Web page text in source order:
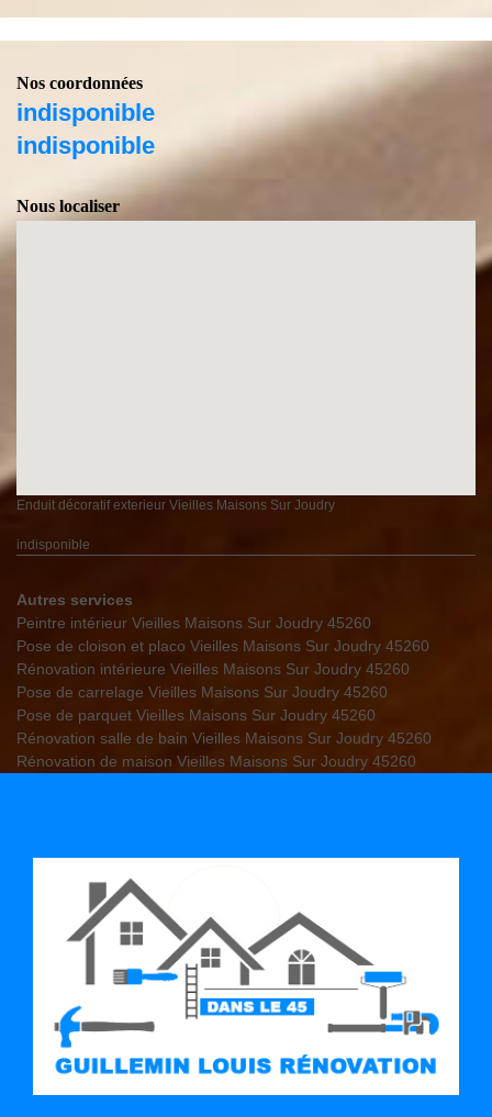
Nos coordonnées
indisponible
indisponible
Nous localiser
Enduit décoratif exterieur Vieilles Maisons Sur Joudry
indisponible
Autres services
Peintre intérieur Vieilles Maisons Sur Joudry 45260
Pose de cloison et placo Vieilles Maisons Sur Joudry 45260
Rénovation intérieure Vieilles Maisons Sur Joudry 45260
Pose de carrelage Vieilles Maisons Sur Joudry 45260
Pose de parquet Vieilles Maisons Sur Joudry 45260
Rénovation salle de bain Vieilles Maisons Sur Joudry 45260
Rénovation de maison Vieilles Maisons Sur Joudry 45260